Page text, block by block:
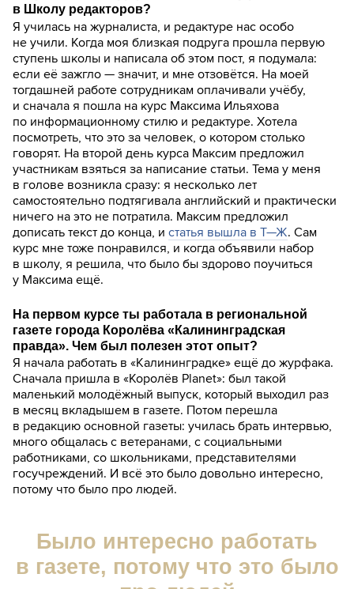
в Школу редакторов?
Я училась на журналиста, и редактуре нас особо
не учили. Когда моя близкая подруга прошла первую
ступень школы и написала об этом пост, я подумала:
если её зажгло — значит, и мне отзовётся. На моей
тогдашней работе сотрудникам оплачивали учёбу,
и сначала я пошла на курс Максима Ильяхова
по информационному стилю и редактуре. Хотела
посмотреть, что это за человек, о котором столько
говорят. На второй день курса Максим предложил
участникам взяться за написание статьи. Тема у меня
в голове возникла сразу: я несколько лет
самостоятельно подтягивала английский и практически
ничего на это не потратила. Максим предложил
дописать текст до конца, и статья вышла в Т—Ж. Сам
курс мне тоже понравился, и когда объявили набор
в школу, я решила, что было бы здорово поучиться
у Максима ещё.
На первом курсе ты работала в региональной
газете города Королёва «Калининградская
правда». Чем был полезен этот опыт?
Я начала работать в «Калининградке» ещё до журфака.
Сначала пришла в «Королёв Planet»: был такой
маленький молодёжный выпуск, который выходил раз
в месяц вкладышем в газете. Потом перешла
в редакцию основной газеты: училась брать интервью,
много общалась с ветеранами, с социальными
работниками, со школьниками, представителями
госучреждений. И всё это было довольно интересно,
потому что было про людей.
Было интересно работать
в газете, потому что это было